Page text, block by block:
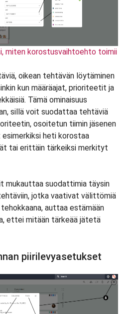
miten korostusvaihtoehto toimii
oikean tehtävän löytäminen
kun määräajat, prioriteetit ja
Tämä ominaisuus
sillä voit suodattaa tehtäviä
osoitetun tiimin jäsenen
heti korostaa
tai erittäin tärkeiksi merkityt
mukauttaa suodattimia täysin
jotka vaativat välittömiä
auttaa estämään
ettei mitään tärkeää jätetä
piirilevyasetukset